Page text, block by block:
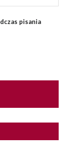
pisania